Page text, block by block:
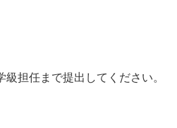
担任まで提出してください。